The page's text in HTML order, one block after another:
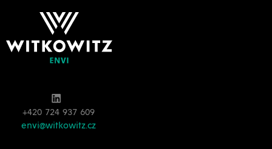
+420 724 937 609
envi@witkowitz.cz